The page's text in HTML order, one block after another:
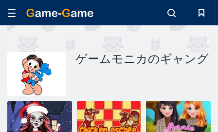
ゲームモニカのギャング